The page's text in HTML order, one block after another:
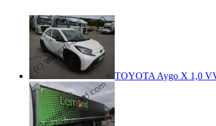
TOYOTA Aygo X 1,0